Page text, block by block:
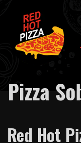
Pizza
Red Hot